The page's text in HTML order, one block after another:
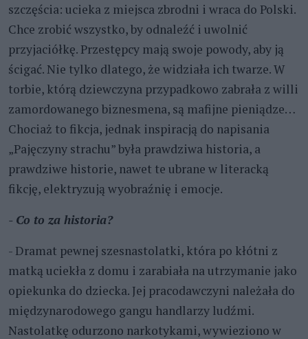
szczęścia: ucieka z miejsca zbrodni i wraca do Polski.
Chce zrobić wszystko, by odnaleźć i uwolnić
przyjaciółkę. Przestępcy mają swoje powody, aby ją
ścigać. Nie tylko dlatego, że widziała ich twarze. W
torbie, którą dziewczyna przypadkowo zabrała z willi
zamordowanego biznesmena, są mafijne pieniądze…
Chociaż to fikcja, jednak inspiracją do napisania
„Pajęczyny strachu” była prawdziwa historia, a
prawdziwe historie, nawet te ubrane w literacką
fikcję, elektryzują wyobraźnię i emocje.
- Co to za historia?
- Dramat pewnej szesnastolatki, która po kłótni z
matką uciekła z domu i zarabiała na utrzymanie jako
opiekunka do dziecka. Jej pracodawczyni należała do
międzynarodowego gangu handlarzy ludźmi.
Nastolatkę odurzono narkotykami, wywieziono w